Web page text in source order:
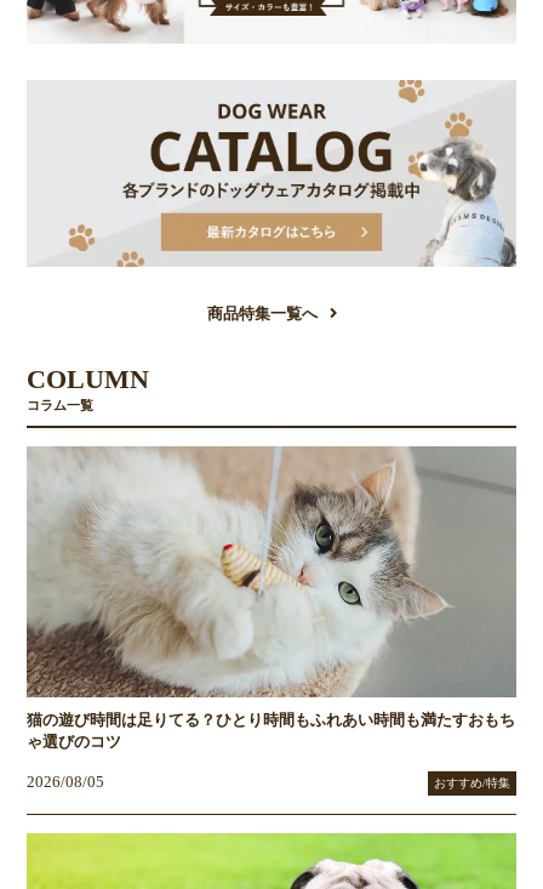
商品特集一覧へ
COLUMN
コラム一覧
猫の遊び時間は足りてる？ひとり時間もふれあい時間も満たすおもち
ゃ選びのコツ
2026/08/05 おすすめ/特集